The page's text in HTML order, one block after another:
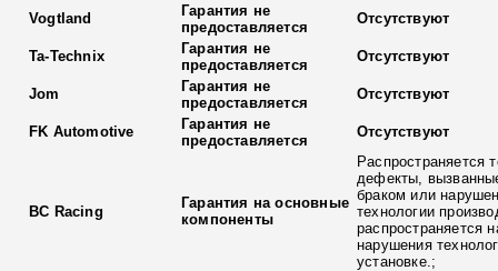
Vogtland
Гарантия не
предоставляется
Отсутствуют
Ta-Technix
Гарантия не
предоставляется
Отсутствуют
Jom
Гарантия не
предоставляется
Отсутствуют
FK Automotive
Гарантия не
предоставляется
Отсутствуют
BC Racing
Гарантия на основные
компоненты
Распространяется
дефекты,
браком или
технологии
распространяется
нарушения
установке.;